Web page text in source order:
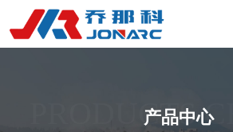
PRODUCTS
产品中心